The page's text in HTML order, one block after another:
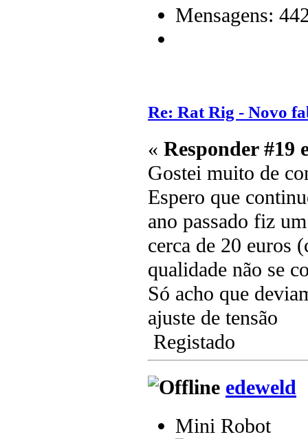
Mensagens:
Re: Rat Rig - Novo
« Responder #19
Gostei muito de
Espero que
ano passado fiz
cerca de 20 euros
qualidade não se
Só acho que
ajuste de tensão
Registado
edeweld
Mini Robot